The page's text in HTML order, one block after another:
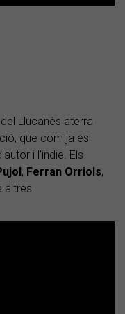
Llucanès aterra
que com ja és
i l'indie. Els
, Ferran Orriols,
altres.